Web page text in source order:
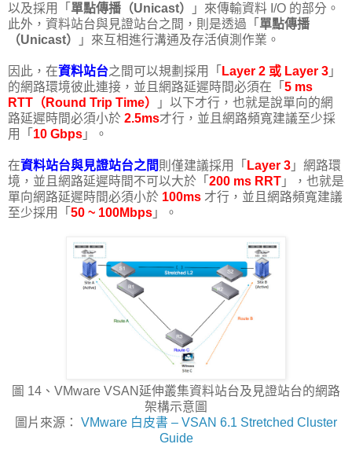
以及採用「 單點傳播（Unicast）
」來傳輸資料 I/O 的部分。
此外，資料站台與見證站台之間，則是透過「 單點傳播
（Unicast）
」來互相進行溝通及存活偵測作業。
因此，在資料站台之間可以規劃採用「 Layer 2 或 Layer 3 」
的網路環境彼此連接，並且網路延遲時間必須在「 5 ms
RTT（Round Trip Time）
」以下才行，也就是說單向的網
路延遲時間必須小於 2.5ms才行，並且網路頻寬建議至少採
用「 10 Gbps 」。
在資料站台與見證站台之間則僅建議採用「 Layer 3 」網路環
境，並且網路延遲時間不可以大於「 200 ms RRT 」，也就是
單向網路延遲時間必須小於 100ms 才行，並且網路頻寬建議
至少採用「 50 ~ 100Mbps 」。
圖 14、VMware VSAN延伸叢集資料站台及見證站台的網路
架構示意圖
圖片來源： VMware 白皮書 – VSAN 6.1 Stretched Cluster
Guide